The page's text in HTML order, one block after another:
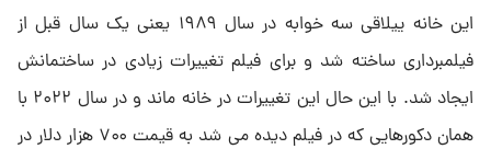
این خانه ییلاقی سه خوابه در سال ۱۹۸۹ یعنی یک سال قبل از
فیلمبرداری ساخته شد و برای فیلم تغییرات زیادی در ساختمانش
ایجاد شد. با این حال این تغییرات در خانه ماند و در سال ۲۰۲۲ با
همان دکورهایی که در فیلم دیده می شد به قیمت ۷۰۰ هزار دلار در